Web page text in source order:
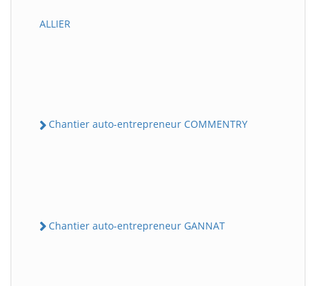
ALLIER
Chantier auto-entrepreneur COMMENTRY
Chantier auto-entrepreneur GANNAT